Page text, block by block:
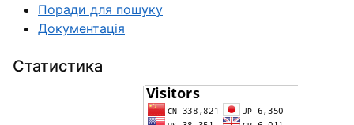
Поради для пошуку
Документація
Статистика